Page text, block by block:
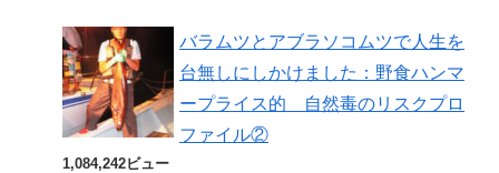
バラムツとアブラソコムツで人生を
台無しにしかけました：野食ハンマ
ープライス的 自然毒のリスクプロ
ファイル②
1,084,242ビュー